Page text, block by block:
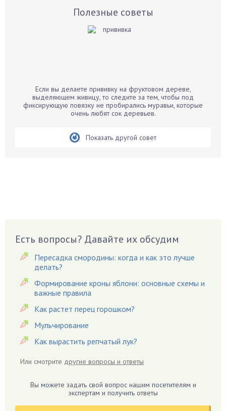
Бархатцы
Бегония
Вешенки
Виноград
Вредители
Гардения
Гацания
Гвоздики
Георгины
Гиацинт
Гладиолусы
Полезные советы
Если вы делаете прививку на фруктовом дереве,
выделяющем живицу, то следите за тем, чтобы под
фиксирующую повязку не пробирались муравьи, которые
очень любят сок деревьев.
Показать другой совет
Есть вопросы? Давайте их обсудим
Пересадка смородины: когда и как это лучше
делать?
Формирование кроны яблони: основные схемы и
важные правила
Как растет перец горошком?
Мульчирование
Как вырастить репчатый лук?
Или смотрите другие вопросы и ответы
Вы можете задать свой вопрос нашим посетителям и
экспертам и получить ответы